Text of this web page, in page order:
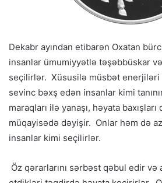
Dekabr ayından etibarən Oxatan
insanlar ümumiyyətlə təşəbbüskar
seçilirlər. Xüsusilə müsbət enerjiləri
sevinc bəxş edən insanlar kimi
maraqları ilə yanaşı, həyata
müqayisədə dəyişir. Onlar həm də
insanlar kimi seçilirlər.
Öz qərarlarını sərbəst qəbul edir və